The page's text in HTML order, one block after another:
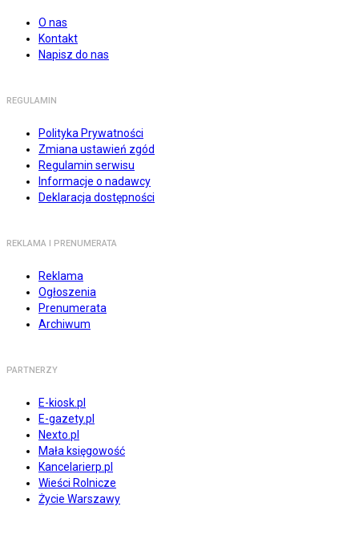
O nas
Kontakt
Napisz do nas
REGULAMIN
Polityka Prywatności
Zmiana ustawień zgód
Regulamin serwisu
Informacje o nadawcy
Deklaracja dostępności
REKLAMA I PRENUMERATA
Reklama
Ogłoszenia
Prenumerata
Archiwum
PARTNERZY
E-kiosk.pl
E-gazety.pl
Nexto.pl
Mała księgowość
Kancelarierp.pl
Wieści Rolnicze
Życie Warszawy